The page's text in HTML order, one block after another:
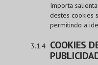
Importa
destes cookies
permitindo a
COOKIES